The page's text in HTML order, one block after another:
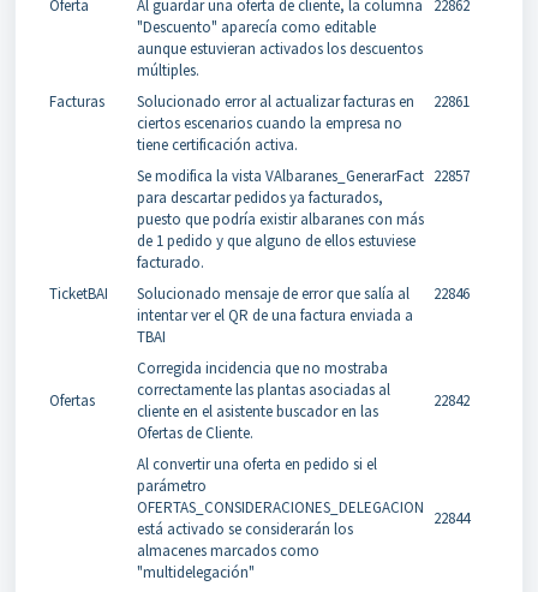
Oferta
Al guardar una oferta de cliente, la columna
"Descuento" aparecía como editable
aunque estuvieran activados los descuentos
múltiples.
22862
Facturas
Solucionado error al actualizar facturas en
ciertos escenarios cuando la empresa no
tiene certificación activa.
22861
Se modifica la vista VAlbaranes_GenerarFact
para descartar pedidos ya facturados,
puesto que podría existir albaranes con más
de 1 pedido y que alguno de ellos estuviese
facturado.
22857
TicketBAI
Solucionado mensaje de error que salía al
intentar ver el QR de una factura enviada a
TBAI
22846
Ofertas
Corregida incidencia que no mostraba
correctamente las plantas asociadas al
cliente en el asistente buscador en las
Ofertas de Cliente.
22842
Al convertir una oferta en pedido si el
parámetro
OFERTAS_CONSIDERACIONES_DELEGACION
está activado se considerarán los
almacenes marcados como
"multidelegación"
22844